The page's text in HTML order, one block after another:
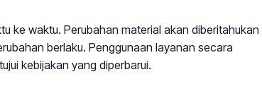
ke waktu. Perubahan material akan diberitahukan
berlaku. Penggunaan layanan secara
kebijakan yang diperbarui.